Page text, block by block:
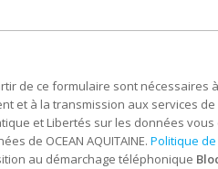
de ce formulaire sont
et à la transmission aux services de
et Libertés sur les données
de OCEAN AQUITAINE. Politique
au démarchage téléphonique